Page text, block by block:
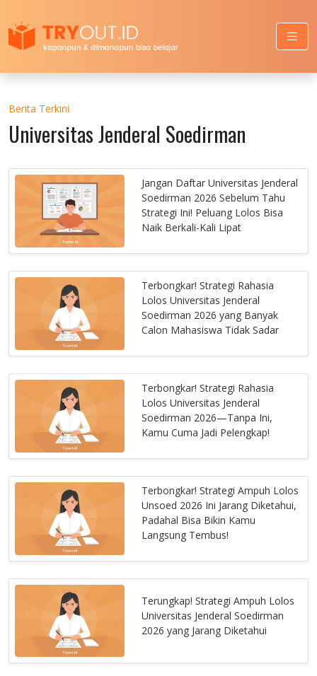
Berita Terkini
Universitas Jenderal Soedirman
Jangan Daftar Universitas Jenderal
Soedirman 2026 Sebelum Tahu
Strategi Ini! Peluang Lolos Bisa
Naik Berkali-Kali Lipat
Terbongkar! Strategi Rahasia
Lolos Universitas Jenderal
Soedirman 2026 yang Banyak
Calon Mahasiswa Tidak Sadar
Terbongkar! Strategi Rahasia
Lolos Universitas Jenderal
Soedirman 2026—Tanpa Ini,
Kamu Cuma Jadi Pelengkap!
Terbongkar! Strategi Ampuh Lolos
Unsoed 2026 Ini Jarang Diketahui,
Padahal Bisa Bikin Kamu
Langsung Tembus!
Terungkap! Strategi Ampuh Lolos
Universitas Jenderal Soedirman
2026 yang Jarang Diketahui